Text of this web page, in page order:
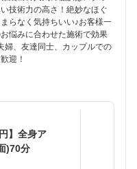
技術力の高さ！絶妙なほぐ
らなく気持ちいい♪お客様一
悩みに合わせた施術で効果
婦、友達同士、カップルでの
迎！
】全身ア
)70分